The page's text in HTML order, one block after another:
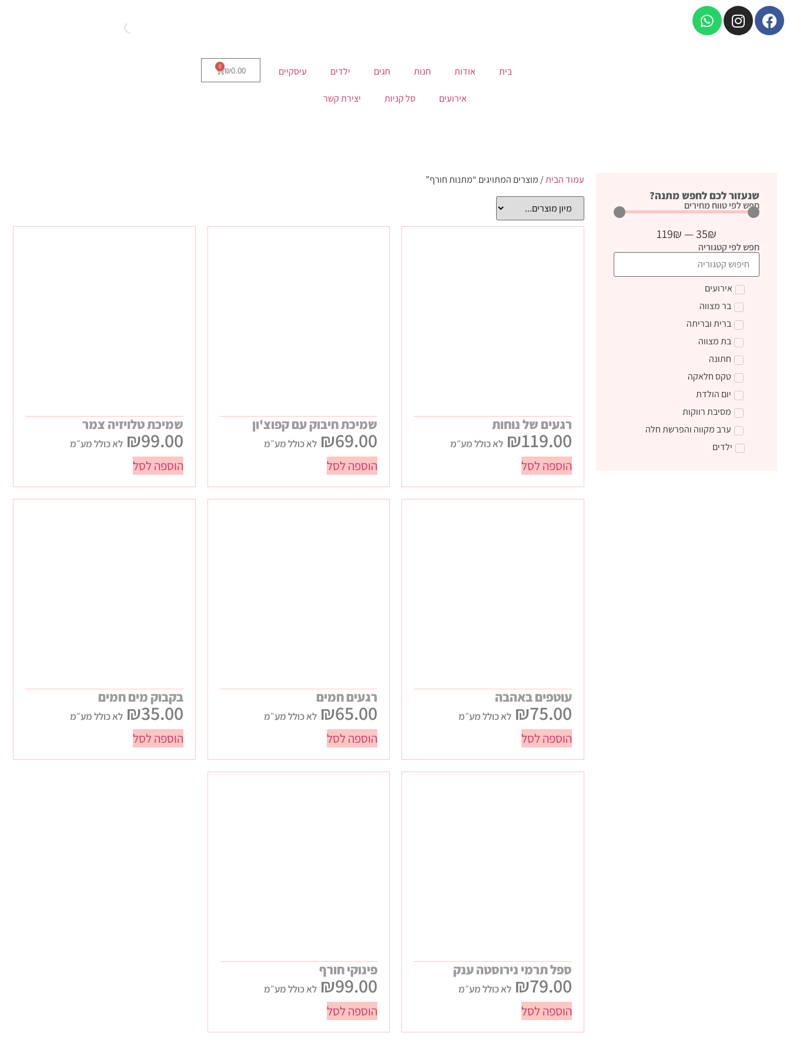
בית אודות חנות חגים ילדים עיסקיים
אירועים סל קניות יצירת קשר
₪0.00
0
שנעזור לכם לחפש מתנה?
חפש לפי טווח מחירים
35₪
—
119₪
חפש לפי קטגוריה
אירועים
בר מצווה
ברית ובריתה
בת מצווה
חתונה
טקס חלאקה
יום הולדת
מסיבת רווקות
ערב מקווה והפרשת חלה
ילדים
עמוד הבית/ מוצרים המתויגים “מתנות חורף”
רגעים של נוחות
₪119.00 לא כולל מע״מ
הוספה לסל
שמיכת חיבוק עם קפוצ'ון
₪69.00 לא כולל מע״מ
הוספה לסל
שמיכת טלויזיה צמר
₪99.00 לא כולל מע״מ
הוספה לסל
עוטפים באהבה
₪75.00 לא כולל מע״מ
הוספה לסל
רגעים חמים
₪65.00 לא כולל מע״מ
הוספה לסל
בקבוק מים חמים
₪35.00 לא כולל מע״מ
הוספה לסל
ספל תרמי נירוסטה ענק
₪79.00 לא כולל מע״מ
הוספה לסל
פינוקי חורף
₪99.00 לא כולל מע״מ
הוספה לסל